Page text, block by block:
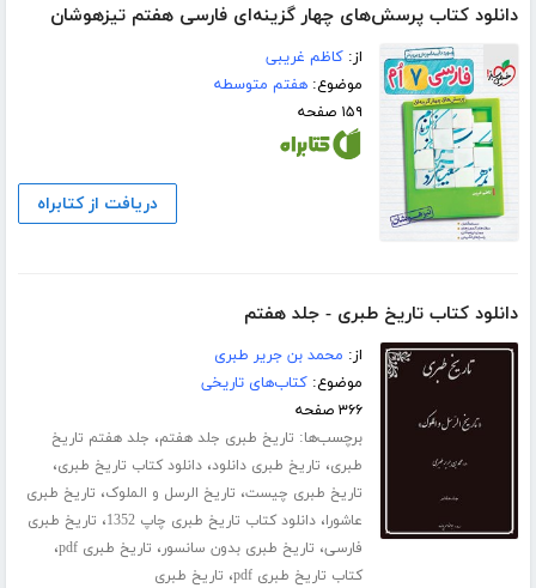
دانلود کتاب پرسش‌های چهار گزینه‌ای فارسی هفتم تیزهوشان
از:کاظم غریبی
موضوع:هفتم متوسطه
۱۵۹ صفحه
دریافت از کتابراه
دانلود کتاب تاریخ طبری - جلد هفتم
از: محمد بن جریر طبری
موضوع:کتاب‌های تاریخی
۳۶۶ صفحه
برچسب‌ها: تاریخ طبری جلد هفتم، جلد هفتم تاریخ
طبری، تاریخ طبری دانلود،دانلود کتاب تاریخ طبری،
تاریخ طبری چیست، تاریخ الرسل و الملوک، تاریخ طبری
عاشورا،دانلود کتاب تاریخ طبری چاپ 1352 ، تاریخ طبری
فارسی، تاریخ طبری بدون سانسور، تاریخ طبری pdf ،
کتاب تاریخ طبری pdf ، تاریخ طبری